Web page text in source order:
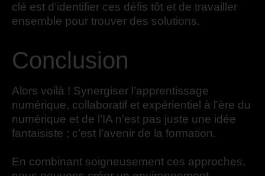
clé est d’identifier ces défis tôt et de travailler
ensemble pour trouver des solutions.
Conclusion
Alors voilà ! Synergiser l’apprentissage
numérique, collaboratif et expérientiel à l’ère du
numérique et de l’IA n’est pas juste une idée
fantaisiste ; c’est l’avenir de la formation.
En combinant soigneusement ces approches,